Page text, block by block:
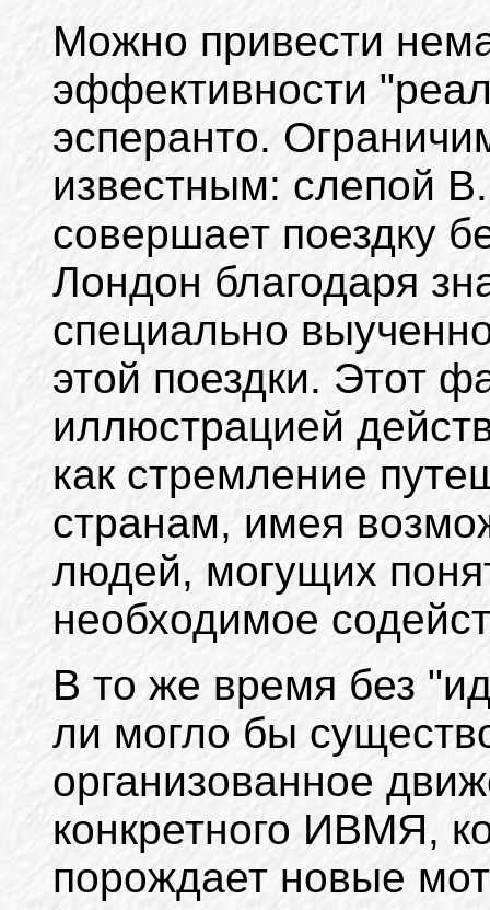
Можно привести
эффективности
эсперанто.
известным: слепой
совершает поездку
Лондон благодаря
специально
этой поездки. Этот
иллюстрацией
как стремление
странам, имея
людей, могущих
необходимое
В то же время без
ли могло бы
организованное
конкретного ИВМЯ,
порождает новые